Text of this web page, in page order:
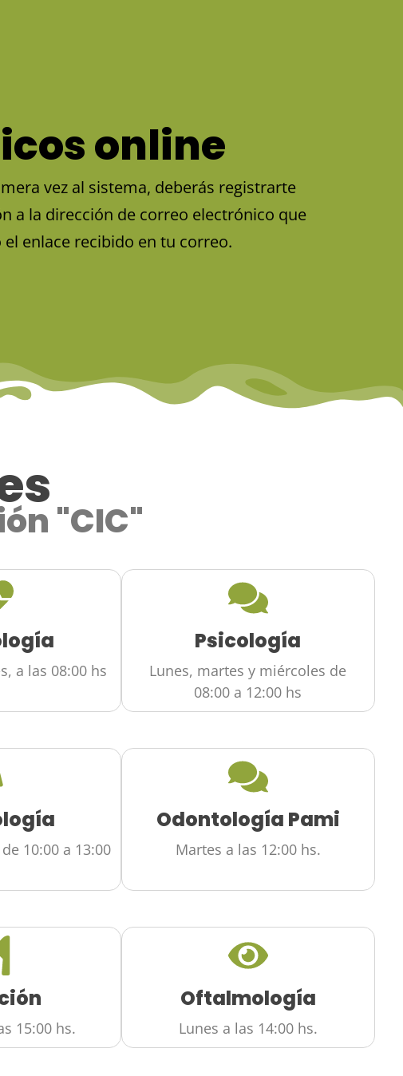
online
vez al sistema, deberás registrarte
a la dirección de correo electrónico que
enlace recibido en tu correo.
"CIC"
a las 08:00 hs
Psicología
Lunes, martes y miércoles de
08:00 a 12:00 hs
10:00 a 13:00
Odontología Pami
Martes a las 12:00 hs.
15:00 hs.
Oftalmología
Lunes a las 14:00 hs.